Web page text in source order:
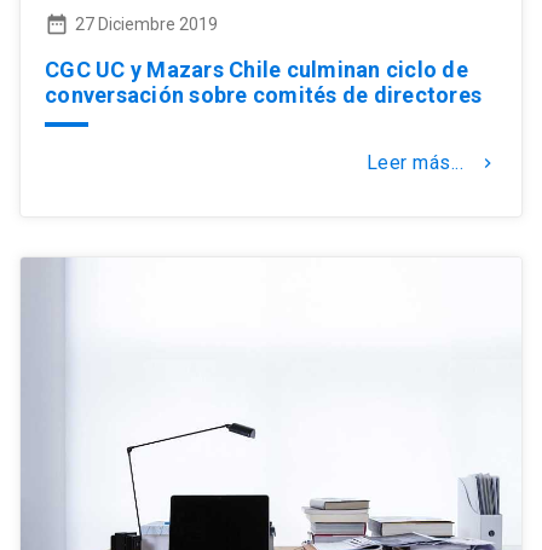
date_range 27 Diciembre 2019
CGC UC y Mazars Chile culminan ciclo de
conversación sobre comités de directores
Leer más... keyboard_arrow_right